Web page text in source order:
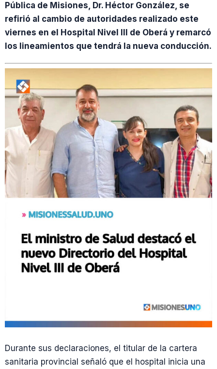
Pública de Misiones, Dr. Héctor González, se
refirió al cambio de autoridades realizado este
viernes en el Hospital Nivel III de Oberá y remarcó
los lineamientos que tendrá la nueva conducción.
Durante sus declaraciones, el titular de la cartera
sanitaria provincial señaló que el hospital inicia una